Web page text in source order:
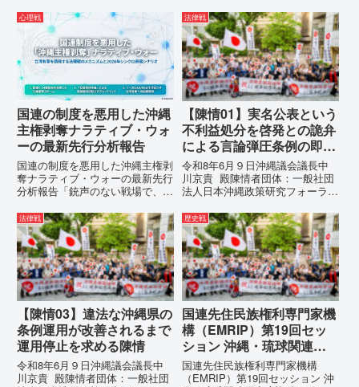
が請求した「差別認定の根拠」に
対し、県は全て非開示・存否応答
拒否を突きつけました。これは、
彼らが行政手続きの正当性を失
っ...
テルを貼りたい本当の理由「なぜ
沖縄県庁は、法を無視してまで私
を封じ込めようとするのか。」そ
の理由は明確です。県政が統治
の...
心理戦
国連の制度を悪用した沖縄
主権剥奪ナラティブ・ウォ
ーの最新先行分析報告
国連の制度を悪用した沖縄主権剥
奪ナラティブ・ウォーの最新先行
分析報告「銃声のない戦場で、日
いる。」現代の戦争は、ミサイル
が飛来する以前に始まっていま
す。国連という国際的な舞台で、
巧妙な「言説（ナラティブ）」が
張...
法律戦
【陳情01】実名公表という
不利益処分を啓発との詭弁
による言論弾圧条例の即時
運用停止を求める陳情
令和8年6月９日沖縄議会議長中
川京貴 殿陳情者団体：一般社団
法人日本沖縄政策研究フォーラム
所：沖縄県那覇市電 話：
080- 実名公表という不利益処分
を啓発との詭弁による言論弾圧条
例の即時運用停止を求める陳情
1...
法律戦
【陳情03】違法な沖縄県の
条例運用が改善されるまで
運用停止を求める陳情
令和8年6月９日沖縄議会議長中
川京貴 殿陳情者団体：一般社団
歴史戦
国連先住民族権利専門家機
構（EMRIP）第19回セッ
ション 沖縄・琉球関連発
言 対訳集（仮訳）
国連先住民族権利専門家機構
（EMRIP）第19回セッション 沖